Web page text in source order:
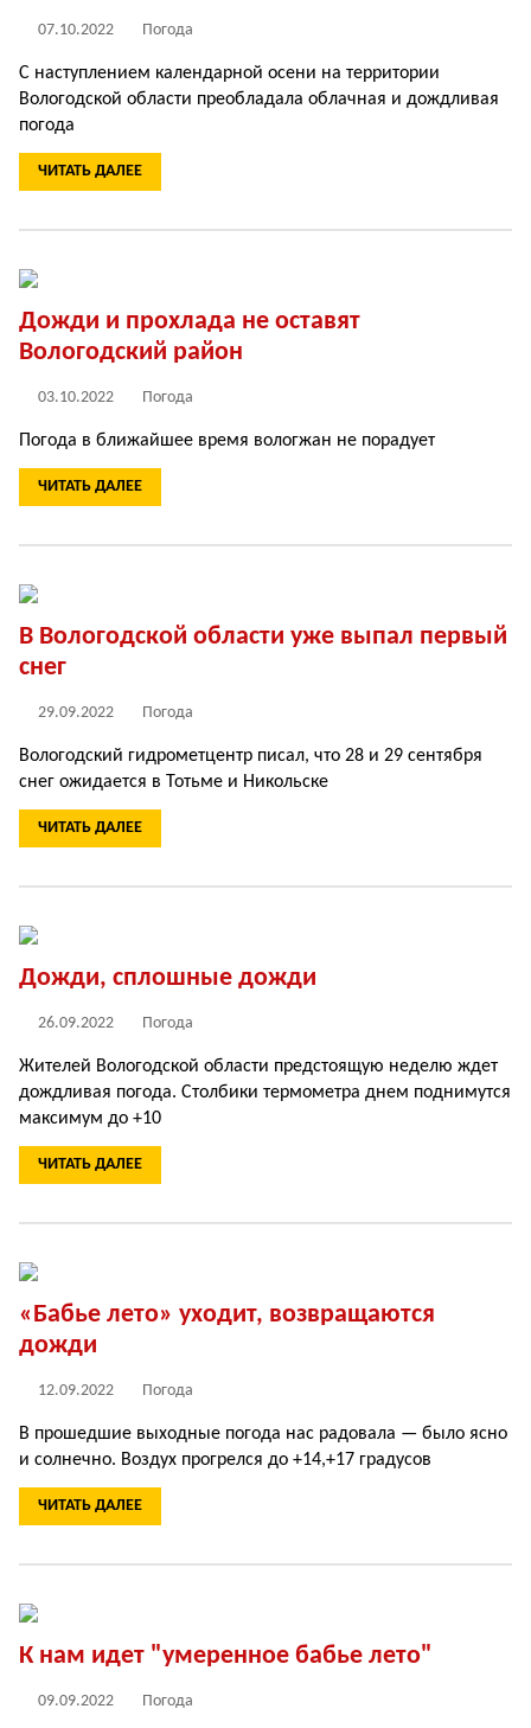
07.10.2022 Погода
С наступлением календарной осени на территории
Вологодской области преобладала облачная и дождливая
погода
ЧИТАТЬ ДАЛЕЕ
Дожди и прохлада не оставят
Вологодский район
03.10.2022 Погода
Погода в ближайшее время вологжан не порадует
ЧИТАТЬ ДАЛЕЕ
В Вологодской области уже выпал первый
снег
29.09.2022 Погода
Вологодский гидрометцентр писал, что 28 и 29 сентября
снег ожидается в Тотьме и Никольске
ЧИТАТЬ ДАЛЕЕ
Дожди, сплошные дожди
26.09.2022 Погода
Жителей Вологодской области предстоящую неделю ждет
дождливая погода. Столбики термометра днем поднимутся
максимум до +10
ЧИТАТЬ ДАЛЕЕ
«Бабье лето» уходит, возвращаются
дожди
12.09.2022 Погода
В прошедшие выходные погода нас радовала — было ясно
и солнечно. Воздух прогрелся до +14,+17 градусов
ЧИТАТЬ ДАЛЕЕ
К нам идет "умеренное бабье лето"
09.09.2022 Погода